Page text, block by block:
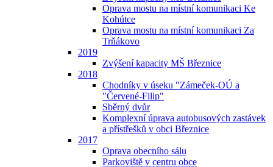
Oprava mostu na místní komunikaci Ke
Kohútce
Oprava mostu na místní komunikaci Za
Trňákovo
2019
Zvýšení kapacity MŠ Březnice
2018
Chodníky v úseku "Zámeček-OÚ a
"Červené-Filip"
Sběrný dvůr
Komplexní úprava autobusových zastávek
a přístřešků v obci Březnice
2017
Oprava obecního sálu
Parkoviště v centru obce